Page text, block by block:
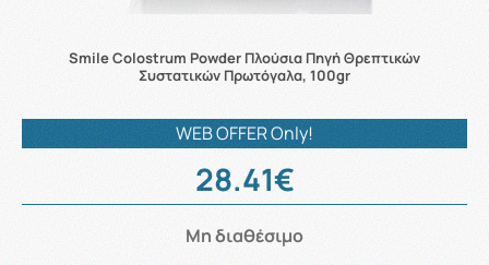
Smile Colostrum Powder Πλούσια Πηγή Θρεπτικών
Συστατικών Πρωτόγαλα, 100gr
WEB OFFER Only!
28.41€
Μη διαθέσιμο